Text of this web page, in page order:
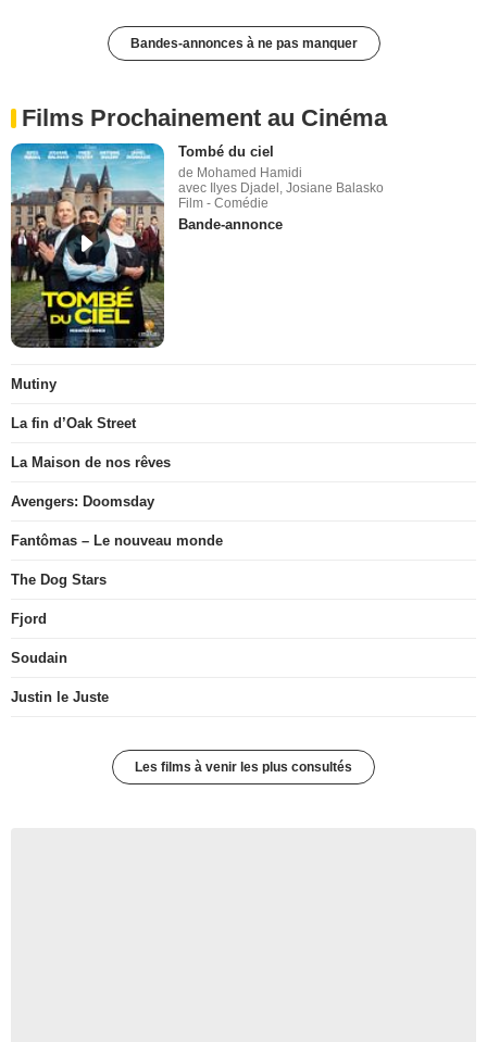
Bandes-annonces à ne pas manquer
Films Prochainement au Cinéma
Tombé du ciel
de Mohamed Hamidi
avec Ilyes Djadel, Josiane Balasko
Film - Comédie
Bande-annonce
Mutiny
La fin d’Oak Street
La Maison de nos rêves
Avengers: Doomsday
Fantômas – Le nouveau monde
The Dog Stars
Fjord
Soudain
Justin le Juste
Les films à venir les plus consultés